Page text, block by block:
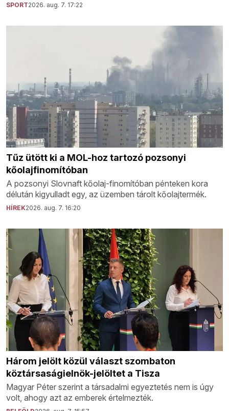
SPORT2026. aug. 7. 17:22
Tűz ütött ki a MOL-hoz tartozó pozsonyi
kőolajfinomítóban
A pozsonyi Slovnaft kőolaj-finomítóban pénteken kora
délután kigyulladt egy, az üzemben tárolt kőolajtermék.
HÍREK2026. aug. 7. 16:20
Három jelölt közül választ szombaton
köztársaságielnök-jelöltet a Tisza
Magyar Péter szerint a társadalmi egyeztetés nem is úgy
volt, ahogy azt az emberek értelmezték.